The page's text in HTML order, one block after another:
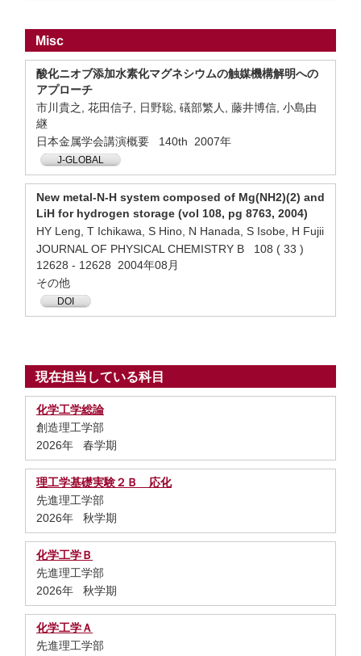
Misc
酸化ニオブ添加水素化マグネシウムの触媒機構解明への
アプローチ
市川貴之, 花田信子, 日野聡, 礒部繁人, 藤井博信, 小島由
継
日本金属学会講演概要 140th 2007年
J-GLOBAL
New metal-N-H system composed of Mg(NH2)(2) and
LiH for hydrogen storage (vol 108, pg 8763, 2004)
HY Leng, T Ichikawa, S Hino, N Hanada, S Isobe, H Fujii
JOURNAL OF PHYSICAL CHEMISTRY B 108 ( 33 )
12628 - 12628 2004年08月
その他
DOI
現在担当している科目
化学工学総論
創造理工学部
2026年 春学期
理工学基礎実験２Ｂ 応化
先進理工学部
2026年 秋学期
化学工学Ｂ
先進理工学部
2026年 秋学期
化学工学Ａ
先進理工学部